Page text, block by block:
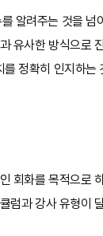
알려주는 것을 넘
유사한 방식으로
정확히 인지하는
회화를 목적으로
럼과 강사 유형이